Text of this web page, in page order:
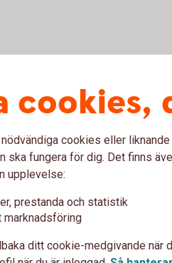
cookies,
nödvändiga cookies eller
ska fungera för dig. Det finns
upplevelse:
prestanda och statistik
marknadsföring
ditt cookie-medgivande när